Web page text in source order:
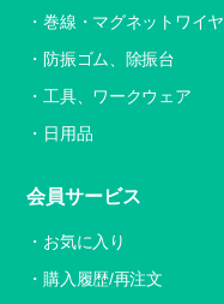
巻線・マグネットワイヤ
防振ゴム、除振台
工具、ワークウェア
日用品
会員サービス
お気に入り
購入履歴/再注文